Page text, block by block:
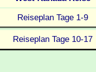
Reiseplan Tage 1-9
Reiseplan Tage 10-17